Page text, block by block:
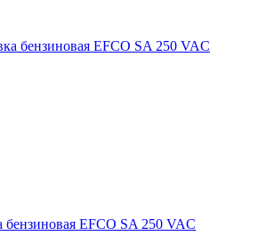
бензиновая EFCO SA 250 VAC